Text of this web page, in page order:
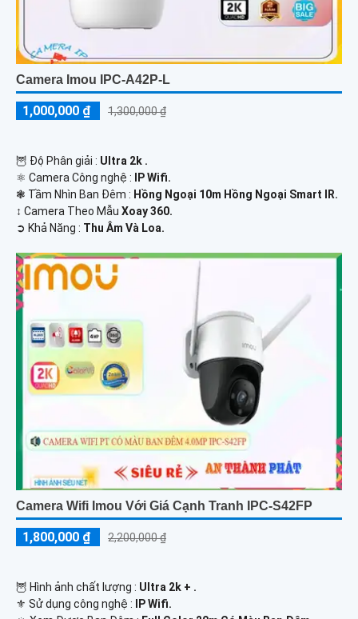
Camera Imou IPC-A42P-L
1,000,000 ₫ 1,300,000 ₫
🦉 Độ Phân giải : Ultra 2k .
⚛️ Camera Công nghệ :
IP Wifi.
❃ Tầm Nhìn Ban Đêm : Hồng Ngoại 10m Hồng Ngoại Smart IR.
↕️ Camera Theo Mẫu Xoay 360.
️➲ Khả Năng : Thu Âm Và Loa.
Camera Wifi Imou Với Giá Cạnh Tranh IPC-S42FP
1,800,000 ₫ 2,200,000 ₫
🦉 Hình ảnh chất lượng : Ultra 2k + .
⚜️ Sử dụng công nghệ :
IP Wifi.